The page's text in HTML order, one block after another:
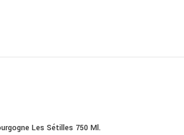
Les Sétilles 750 Ml.